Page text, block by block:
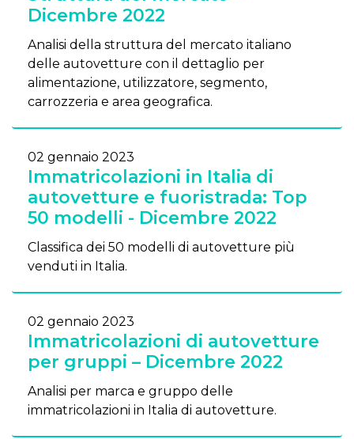
Dicembre 2022
Analisi della struttura del mercato italiano
delle autovetture con il dettaglio per
alimentazione, utilizzatore, segmento,
carrozzeria e area geografica.
02 gennaio 2023
Immatricolazioni in Italia di
autovetture e fuoristrada: Top
50 modelli - Dicembre 2022
Classifica dei 50 modelli di autovetture più
venduti in Italia.
02 gennaio 2023
Immatricolazioni di autovetture
per gruppi – Dicembre 2022
Analisi per marca e gruppo delle
immatricolazioni in Italia di autovetture.